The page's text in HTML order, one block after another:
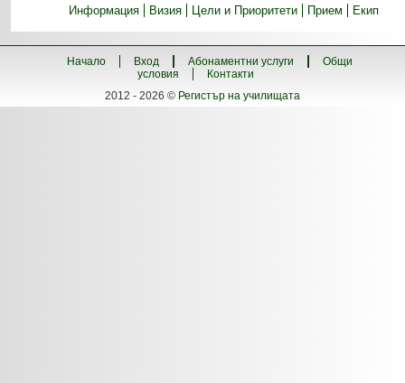
Информация
Визия Цели и Приоритети Прием Екип
Начало Вход Абонаментни услуги
Общи
условия
Контакти
2012 - 2026 © Регистър на училищата